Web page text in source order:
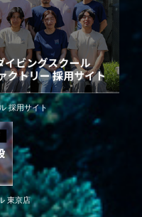
採用サイト
東京店